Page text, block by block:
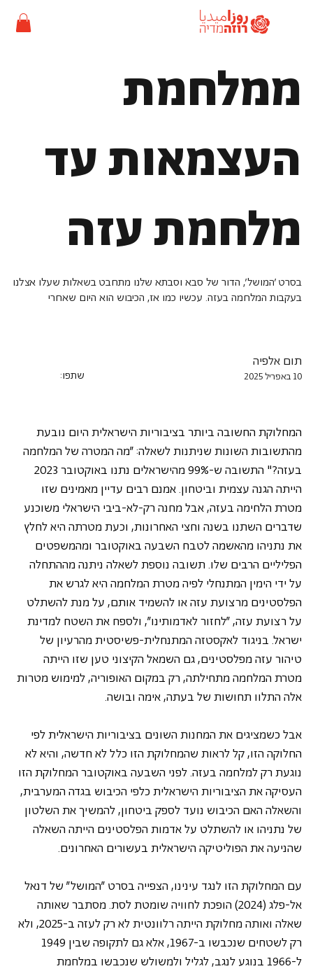
ממלחמת
העצמאות עד
מלחמת עזה
בסרט 'המושל', הדור של סבא וסבתא שלנו מתחבט בשאלות שעלו אצלנו
בעקבות המלחמה בעזה. עכשיו כמו אז, הכיבוש הוא היום שאחרי
שתפו:
תום אלפיה
10 באפריל 2025
המחלוקת החשובה ביותר בציבוריות הישראלית היום נובעת
מהתשובות השונות שניתנות לשאלה: "מה המטרה של המלחמה
הייתה הגנה עצמית וביטחון. אמנם רבים עדיין מאמינים שזו
מטרת הלחימה בעזה, אבל מחנה רק-לא-ביבי הישראלי משוכנע
שדברים השתנו בשנה וחצי האחרונות, וכעת מטרתה היא לחלץ
את נתניהו מהאשמה לטבח השבעה באוקטובר ומהמשפטים
הפליליים הרבים שלו. תשובה נוספת לשאלה ניתנה מההתחלה
על ידי הימין המתנחלי לפיה מטרת המלחמה היא לגרש את
הפלסטינים מרצועת עזה או להשמיד אותם, על מנת להשתלט
על רצועת עזה, "לחזור לאדמותינו", ולספח את השטח למדינת
ישראל. בניגוד לאקסטזה המתנחלית-פשיסטית מהרעיון של
טיהור עזה מפלסטינים, גם השמאל הקיצוני טען שזו הייתה
מטרת המלחמה מתחילתה, רק במקום האופוריה, למימוש מטרות
אלה התלוו תחושות של בעתה, אימה ובושה.
אבל כשמציגים את המחנות השונים בציבוריות הישראלית לפי
החלוקה הזו, קל לראות שהמחלוקת הזו כלל לא חדשה, והיא לא
נוגעת רק למלחמה בעזה. לפני השבעה באוקטובר המחלוקת הזו
העסיקה את הציבוריות הישראלית כלפי הכיבוש בגדה המערבית,
והשאלה האם הכיבוש נועד לספק ביטחון, להמשיך את השלטון
של נתניהו או להשתלט על אדמות הפלסטינים הייתה השאלה
שהניעה את הפוליטיקה הישראלית בעשורים האחרונים.
עם המחלוקת הזו לנגד עינינו, הצפייה בסרט "המושל" של דנאל
אל-פלג (2024) הופכת לחוויה שומטת לסת. מסתבר שאותה
שאלה ואותה מחלוקת הייתה רלוונטית לא רק לעזה ב-2025, ולא
ל-1966 בנוגע לנגב, לגליל ולמשולש שנכבשו במלחמת